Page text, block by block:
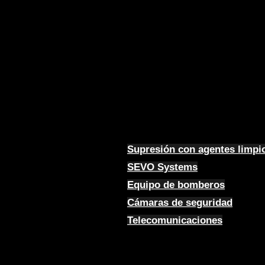
Supresión con agentes
SEVO Systems
Equipo de bomberos
Cámaras de seguridad
Telecomunicaciones